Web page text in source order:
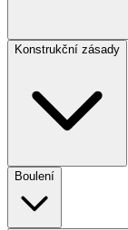
Konstrukční zásady
Boulení